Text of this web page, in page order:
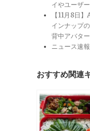
イやユーザ
【11月8日
インナップ
背中アバタ
ニュース速
おすすめ関連